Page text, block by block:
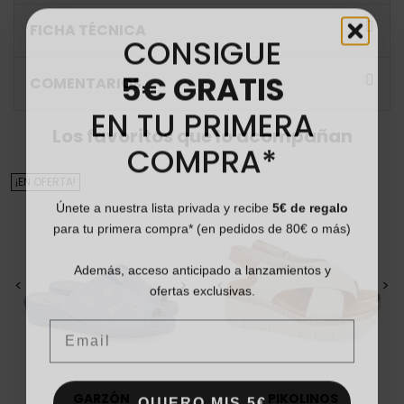
COMENTARIOS
Los favoritos que lo acompañan
< >
¡EN OFERTA!
< >
CONSIGUE
5€ GRATIS
EN TU PRIMERA
COMPRA*
Únete a nuestra lista privada y recibe
para tu primera compra* (en pedidos de 80€ o más)
ofertas exclusivas.
Email
QUIERO MIS 5€